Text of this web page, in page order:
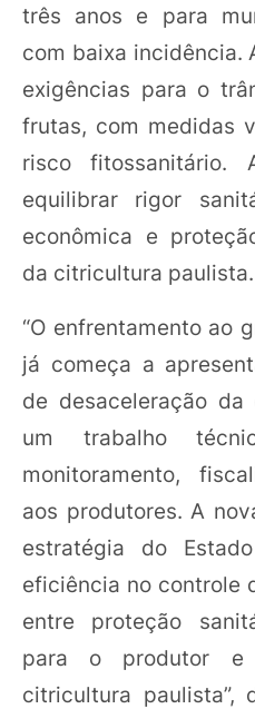
três anos e para
com baixa incidência.
exigências para o
frutas, com medidas
risco fitossanitário.
equilibrar rigor
econômica e
da citricultura paulista.
“O enfrentamento ao
já começa a
de desaceleração
um trabalho
monitoramento,
aos produtores. A
estratégia do
eficiência no controle
entre proteção
para o produtor e
citricultura paulista”,